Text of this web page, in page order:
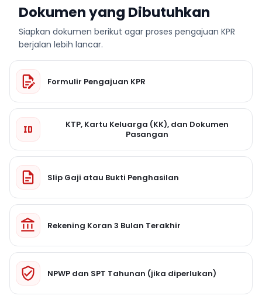
Dokumen yang Dibutuhkan
Siapkan dokumen berikut agar proses pengajuan KPR
berjalan lebih lancar.
Formulir Pengajuan KPR
KTP, Kartu Keluarga (KK), dan Dokumen
Pasangan
Slip Gaji atau Bukti Penghasilan
Rekening Koran 3 Bulan Terakhir
NPWP dan SPT Tahunan (jika diperlukan)